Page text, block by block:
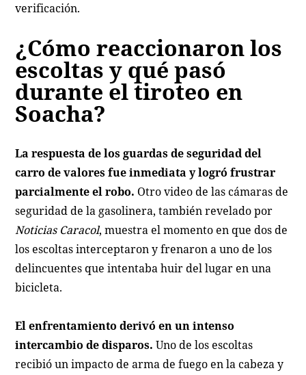
verificación.
¿Cómo reaccionaron los
escoltas y qué pasó
durante el tiroteo en
Soacha?
La respuesta de los guardas de seguridad del
carro de valores fue inmediata y logró frustrar
parcialmente el robo. Otro video de las cámaras de
seguridad de la gasolinera, también revelado por
Noticias Caracol, muestra el momento en que dos de
los escoltas interceptaron y frenaron a uno de los
delincuentes que intentaba huir del lugar en una
bicicleta.
El enfrentamiento derivó en un intenso
intercambio de disparos. Uno de los escoltas
recibió un impacto de arma de fuego en la cabeza y